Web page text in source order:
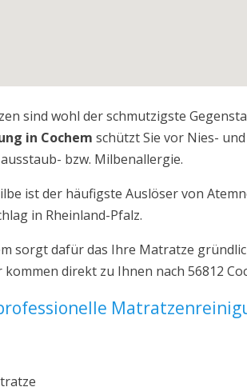
sind wohl der schmutzigste
in Cochem schützt Sie vor Nies-
bzw. Milbenallergie.
ist der häufigste Auslöser von
in Rheinland-Pfalz.
sorgt dafür das Ihre Matratze
direkt zu Ihnen nach 56812